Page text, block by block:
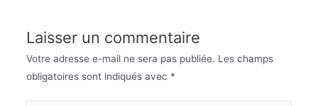
Laisser un commentaire
Votre adresse e-mail ne sera pas publiée. Les champs
obligatoires sont indiqués avec *